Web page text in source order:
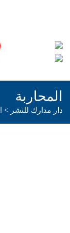
المحاربة
دار مدارك للنشر >